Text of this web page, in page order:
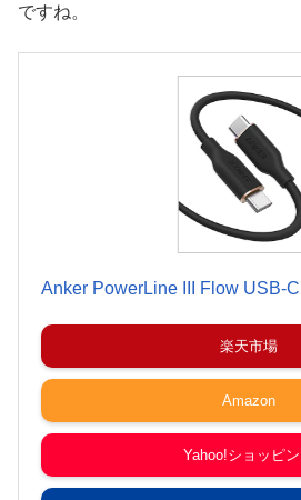
ですね。
Anker PowerLine III Flow USB-
楽天市場
Amazon
Yahoo!ショッピ